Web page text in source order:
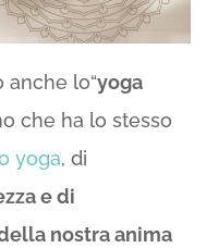
anche lo“yoga
che ha lo stesso
yoga, di
e di
nostra anima